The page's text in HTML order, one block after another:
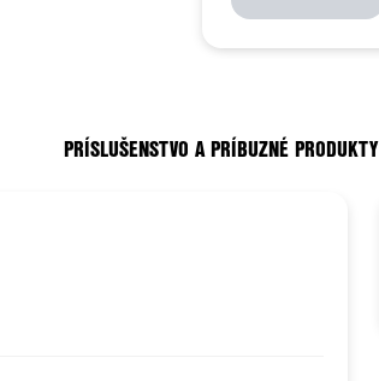
PRÍSLUŠENSTVO A PRÍBUZNÉ PRODUKTY